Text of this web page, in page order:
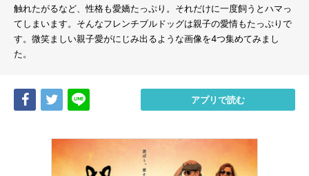
触れたがるなど、性格も愛嬌たっぷり。それだけに一度飼うとハマっ
てしまいます。そんなフレンチブルドッグは親子の愛情もたっぷりで
す。微笑ましい親子愛がにじみ出るような画像を4つ集めてみまし
た。
Share Tweet アプリで読む